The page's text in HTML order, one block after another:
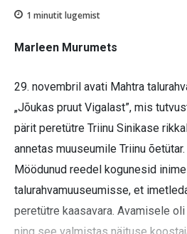
1 minutit lugemist
Marleen Murumets
29. novembril avati Mahtra
„Jõukas pruut Vigalast”, mis
pärit peretütre Triinu Sinikase
annetas muuseumile Triinu õetütar.
Möödunud reedel kogunesid
talurahvamuuseumisse, et
peretütre kaasavara. Avamisele